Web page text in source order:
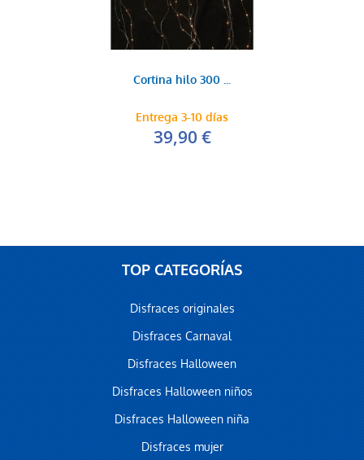
Cortina hilo 300 ...
Entrega 3-10 días
39,90 €
TOP CATEGORÍAS
Disfraces originales
Disfraces Carnaval
Disfraces Halloween
Disfraces Halloween niños
Disfraces Halloween niña
Disfraces mujer